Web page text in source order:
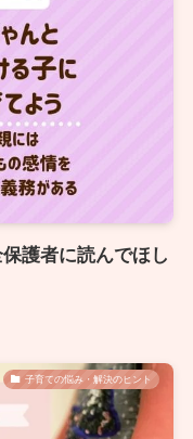
護者に読んでほし
子育ての悩み・解決のヒント